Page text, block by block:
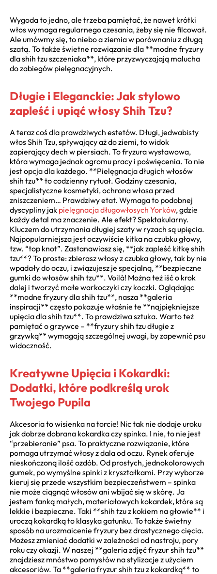
Wygoda to jedno, ale trzeba pamiętać, że nawet krótki
włos wymaga regularnego czesania, żeby się nie filcował.
Ale umówmy się, to niebo a ziemia w porównaniu z długą
szatą. To także świetne rozwiązanie dla **modne fryzury
dla shih tzu szczeniaka**, które przyzwyczajają malucha
do zabiegów pielęgnacyjnych.
Długie i Eleganckie: Jak stylowo
zapleść i upiąć włosy Shih Tzu?
A teraz coś dla prawdziwych estetów. Długi, jedwabisty
włos Shih Tzu, spływający aż do ziemi, to widok
zapierający dech w piersiach. To fryzura wystawowa,
która wymaga jednak ogromu pracy i poświęcenia. To nie
jest opcja dla każdego. **Pielęgnacja długich włosów
shih tzu** to codzienny rytuał. Godziny czesania,
specjalistyczne kosmetyki, ochrona włosa przed
zniszczeniem… Prawdziwy etat. Wymaga to podobnej
dyscypliny jak pielęgnacja długowłosych Yorków, gdzie
każdy detal ma znaczenie. Ale efekt? Spektakularny.
Kluczem do utrzymania długiej szaty w ryzach są upięcia.
Najpopularniejsza jest oczywiście kitka na czubku głowy,
tzw. “top knot”. Zastanawiasz się, **jak zapleść kitkę shih
tzu**? To proste: zbierasz włosy z czubka głowy, tak by nie
wpadały do oczu, i związujesz je specjalną, **bezpieczne
gumki do włosów shih tzu**. Voilà! Można też iść o krok
dalej i tworzyć małe warkoczyki czy koczki. Oglądając
**modne fryzury dla shih tzu**, nasza **galeria
inspiracji** często pokazuje właśnie te **najpiękniejsze
upięcia dla shih tzu**. To prawdziwa sztuka. Warto też
pamiętać o grzywce – **fryzury shih tzu długie z
grzywką** wymagają szczególnej uwagi, by zapewnić psu
widoczność.
Kreatywne Upięcia i Kokardki:
Dodatki, które podkreślą urok
Twojego Pupila
Akcesoria to wisienka na torcie! Nic tak nie dodaje uroku
jak dobrze dobrana kokardka czy spinka. I nie, to nie jest
“przebieranie” psa. To praktyczne rozwiązanie, które
pomaga utrzymać włosy z dala od oczu. Rynek oferuje
nieskończoną ilość ozdób. Od prostych, jednokolorowych
gumek, po wymyślne spinki z kryształkami. Przy wyborze
kieruj się przede wszystkim bezpieczeństwem – spinka
nie może ciągnąć włosów ani wbijać się w skórę. Ja
jestem fanką małych, materiałowych kokardek, które są
lekkie i bezpieczne. Taki **shih tzu z kokiem na głowie** i
uroczą kokardką to klasyka gatunku. To także świetny
sposób na urozmaicenie fryzury bez drastycznego cięcia.
Możesz zmieniać dodatki w zależności od nastroju, pory
roku czy okazji. W naszej **galeria zdjęć fryzur shih tzu**
znajdziesz mnóstwo pomysłów na stylizacje z użyciem
akcesoriów. Ta **galeria fryzur shih tzu z kokardką** to